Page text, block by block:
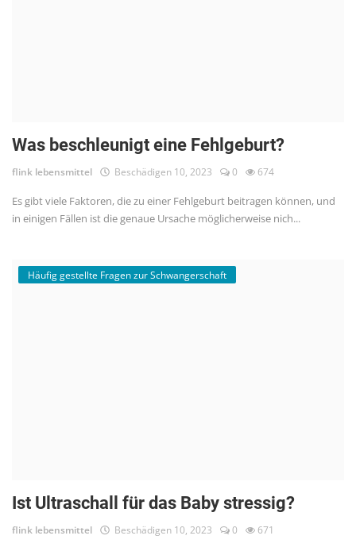
Was beschleunigt eine Fehlgeburt?
flink lebensmittel Beschädigen 10, 2023 0 674
Es gibt viele Faktoren, die zu einer Fehlgeburt beitragen können, und
in einigen Fällen ist die genaue Ursache möglicherweise nich...
Häufig gestellte Fragen zur Schwangerschaft
Ist Ultraschall für das Baby stressig?
flink lebensmittel Beschädigen 10, 2023 0 671